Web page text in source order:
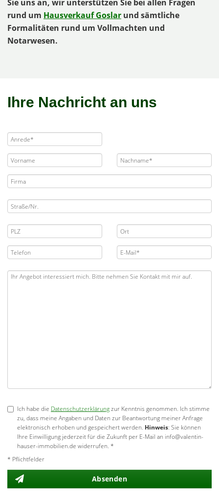
Sie uns an, wir unterstützen Sie bei allen Fragen
rund um Hausverkauf Goslar und sämtliche
Formalitäten rund um Vollmachten und
Notarwesen.
Ihre Nachricht an uns
Ich habe die Datenschutzerklärungzur Kenntnis genommen. Ich stimme
zu, dass meine Angaben und Daten zur Beantwortung meiner Anfrage
elektronisch erhoben und gespeichert werden. Hinweis: Sie können
Ihre Einwilligung jederzeit für die Zukunft per E-Mail an info@valentin-
hauser-immobilien.de widerrufen. *
* Pflichtfelder
Absenden